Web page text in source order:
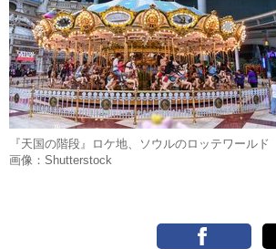
『天国の階段』ロケ地、ソウルのロッテワールド
画像：Shutterstock